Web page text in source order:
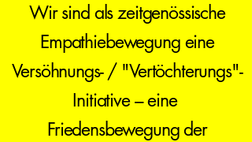
Wir sind als zeitgenössische
Empathiebewegung eine
Versöhnungs- / "Vertöchterungs"-
Initiative – eine
Friedensbewegung der